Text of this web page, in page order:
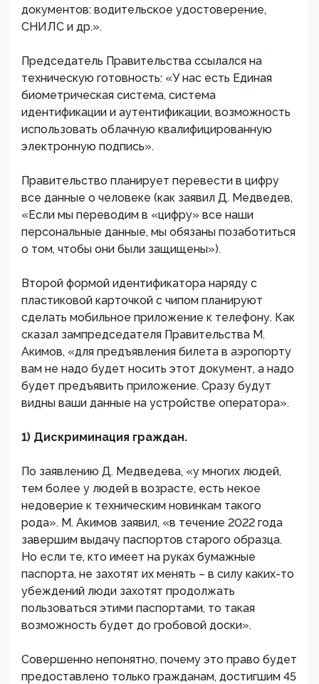
документов: водительское удостоверение,
СНИЛС и др.».
Председатель Правительства ссылался на
техническую готовность: «У нас есть Единая
биометрическая система, система
идентификации и аутентификации, возможность
использовать облачную квалифицированную
электронную подпись».
Правительство планирует перевести в цифру
все данные о человеке (как заявил Д. Медведев,
«Если мы переводим в «цифру» все наши
персональные данные, мы обязаны позаботиться
о том, чтобы они были защищены»).
Второй формой идентификатора наряду с
пластиковой карточкой с чипом планируют
сделать мобильное приложение к телефону. Как
сказал зампредседателя Правительства М.
Акимов, «для предъявления билета в аэропорту
вам не надо будет носить этот документ, а надо
будет предъявить приложение. Сразу будут
видны ваши данные на устройстве оператора».
1) Дискриминация граждан.
По заявлению Д. Медведева, «у многих людей,
тем более у людей в возрасте, есть некое
недоверие к техническим новинкам такого
рода». М. Акимов заявил, «в течение 2022 года
завершим выдачу паспортов старого образца.
Но если те, кто имеет на руках бумажные
паспорта, не захотят их менять – в силу каких-то
убеждений люди захотят продолжать
пользоваться этими паспортами, то такая
возможность будет до гробовой доски».
Совершенно непонятно, почему это право будет
предоставлено только гражданам, достигшим 45